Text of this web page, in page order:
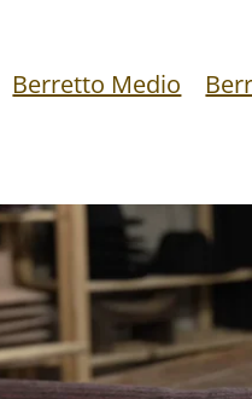
Berretto Medio